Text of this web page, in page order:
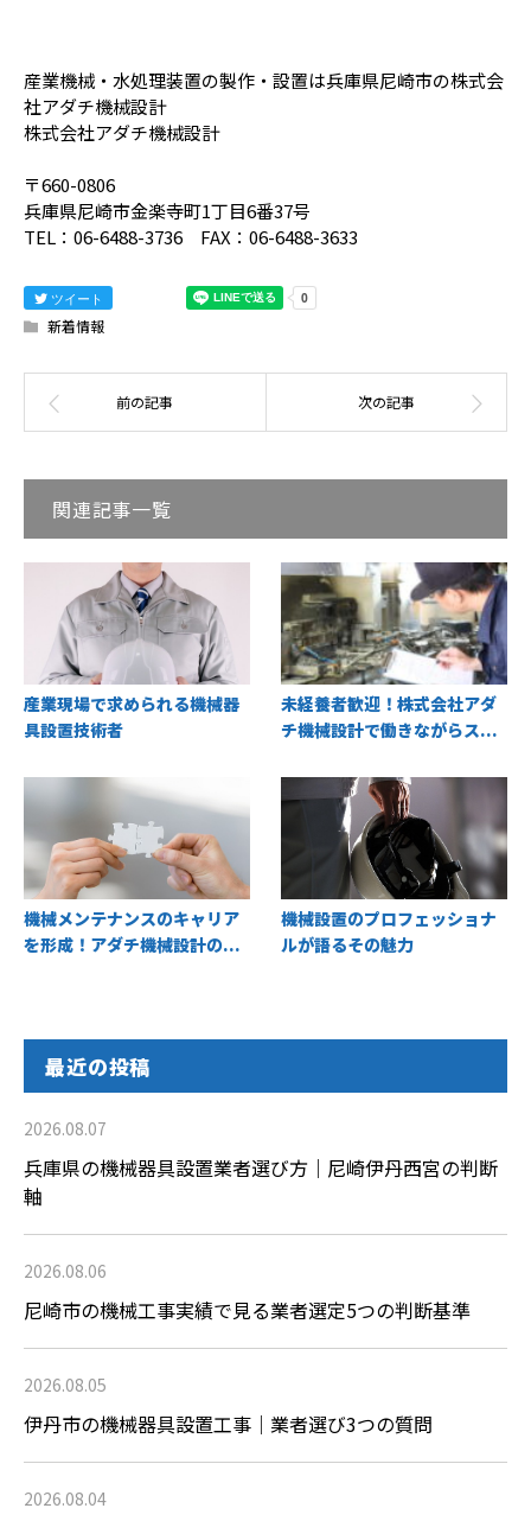
産業機械・水処理装置の製作・設置は兵庫県尼崎市の株式会
社アダチ機械設計
株式会社アダチ機械設計
〒660-0806
兵庫県尼崎市金楽寺町1丁目6番37号
TEL：06-6488-3736 FAX：06-6488-3633
ツイート
新着情報
関連記事一覧
産業現場で求められる機械器
具設置技術者
未経養者歓迎！株式会社アダ
チ機械設計で働きながらス...
機械メンテナンスのキャリア
を形成！アダチ機械設計の...
機械設置のプロフェッショナ
ルが語るその魅力
最近の投稿
2026.08.07
兵庫県の機械器具設置業者選び方｜尼崎伊丹西宮の判断
軸
2026.08.06
尼崎市の機械工事実績で見る業者選定5つの判断基準
2026.08.05
伊丹市の機械器具設置工事｜業者選び3つの質問
2026.08.04